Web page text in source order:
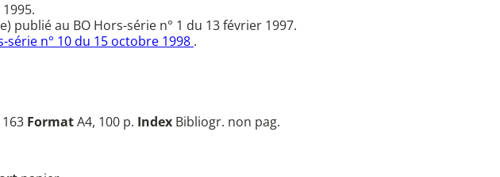
au BO Hors-série n° 1 du 13 février 1997.
série n° 10 du 15 octobre 1998 .
163 FormatA4, 100 p. Index Bibliogr. non pag.